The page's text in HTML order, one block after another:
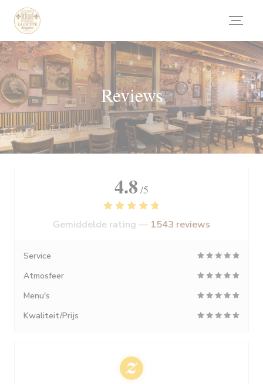
Cookies beheer paneel
Reviews
4.8 /5
Gemiddelde rating — 1543 reviews
Service
Atmosfeer
Menu's
Kwaliteit/Prijs